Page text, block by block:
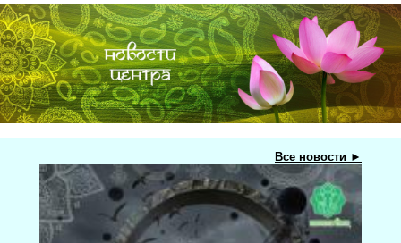
Все новости ►